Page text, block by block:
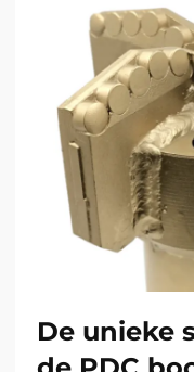
De unieke